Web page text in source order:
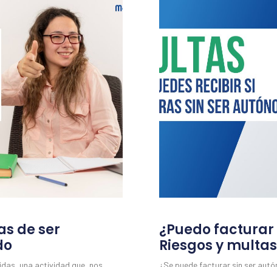
de ser
una actividad que, nos
¿Puedo
Riesgos y multas
¿Se puede facturar sin ser